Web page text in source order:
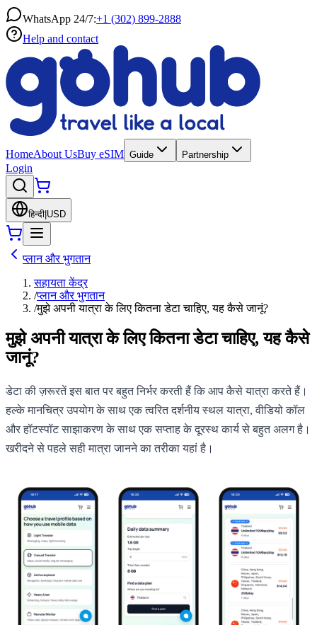
WhatsApp 24/7:+1 (302) 899-2888
Help and contact
HomeAbout UsBuy eSIM Guide Partnership
Login
हिन्दी USD
प्लान और भुगतान
सहायता केंद्र
/प्लान और भुगतान
/मुझे अपनी यात्रा के लिए कितना डेटा चाहिए, यह कैसे जानूं?
मुझे अपनी यात्रा के लिए कितना डेटा चाहिए, यह कैसे
जानूं?
डेटा की ज़रूरतें इस बात पर बहुत निर्भर करती हैं कि आप कैसे यात्रा करते हैं।
हल्के मानचित्र उपयोग के साथ एक त्वरित दर्शनीय स्थल यात्रा, वीडियो कॉल
और हॉटस्पॉट साझाकरण के साथ एक सप्ताह के दूरस्थ कार्य से बहुत अलग है।
खरीदने से पहले सही मात्रा जानने का तरीका यहां है।